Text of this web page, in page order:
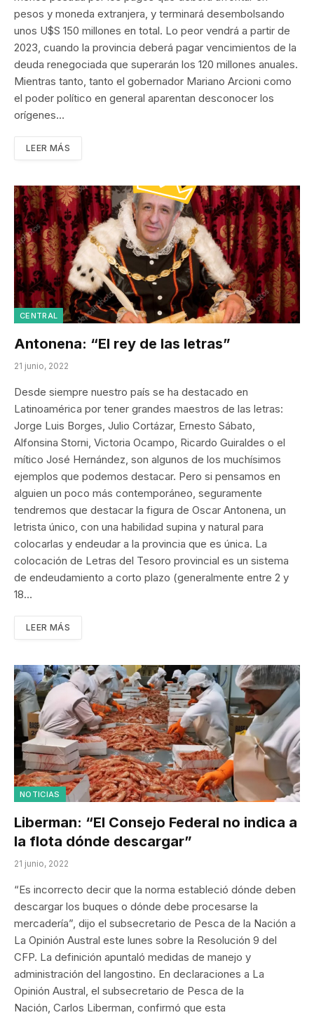
pesos y moneda extranjera, y terminará desembolsando
unos U$S 150 millones en total. Lo peor vendrá a partir de
2023, cuando la provincia deberá pagar vencimientos de la
deuda renegociada que superarán los 120 millones anuales.
Mientras tanto, tanto el gobernador Mariano Arcioni como
el poder político en general aparentan desconocer los
orígenes…
LEER MÁS
CENTRAL
Antonena: “El rey de las letras”
21 junio, 2022
Desde siempre nuestro país se ha destacado en
Latinoamérica por tener grandes maestros de las letras:
Jorge Luis Borges, Julio Cortázar, Ernesto Sábato,
Alfonsina Storni, Victoria Ocampo, Ricardo Guiraldes o el
mítico José Hernández, son algunos de los muchísimos
ejemplos que podemos destacar. Pero si pensamos en
alguien un poco más contemporáneo, seguramente
tendremos que destacar la figura de Oscar Antonena, un
letrista único, con una habilidad supina y natural para
colocarlas y endeudar a la provincia que es única. La
colocación de Letras del Tesoro provincial es un sistema
de endeudamiento a corto plazo (generalmente entre 2 y
18…
LEER MÁS
NOTICIAS
Liberman: “El Consejo Federal no indica a
la flota dónde descargar”
21 junio, 2022
“Es incorrecto decir que la norma estableció dónde deben
descargar los buques o dónde debe procesarse la
mercadería”, dijo el subsecretario de Pesca de la Nación a
La Opinión Austral este lunes sobre la Resolución 9 del
CFP. La definición apuntaló medidas de manejo y
administración del langostino. En declaraciones a La
Opinión Austral, el subsecretario de Pesca de la
Nación, Carlos Liberman, confirmó que esta